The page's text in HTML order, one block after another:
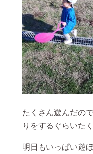
たくさん遊んだの
りをするぐらいた
明日もいっぱい遊